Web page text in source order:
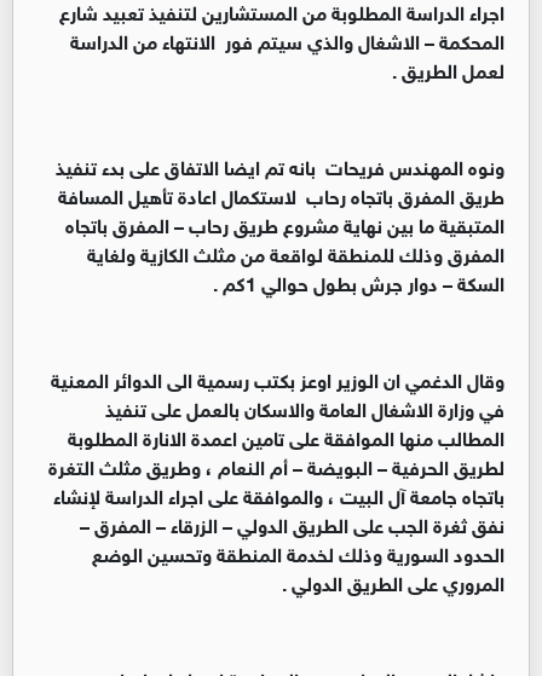
اجراء الدراسة المطلوبة من المستشارين لتنفيذ تعبيد شارع
المحكمة – الاشغال والذي سيتم فور الانتهاء من الدراسة
لعمل الطريق .
ونوه المهندس فريحات بانه تم ايضا الاتفاق على بدء تنفيذ
طريق المفرق باتجاه رحاب لاستكمال اعادة تأهيل المسافة
المتبقية ما بين نهاية مشروع طريق رحاب – المفرق باتجاه
المفرق وذلك للمنطقة لواقعة من مثلث الكازية ولغاية
السكة – دوار جرش بطول حوالي 1كم .
وقال الدغمي ان الوزير اوعز بكتب رسمية الى الدوائر المعنية
في وزارة الاشغال العامة والاسكان بالعمل على تنفيذ
المطالب منها الموافقة على تامين اعمدة الانارة المطلوبة
لطريق الحرفية – البويضة – أم النعام ، وطريق مثلث التغرة
باتجاه جامعة آل البيت ، والموافقة على اجراء الدراسة لإنشاء
نفق ثغرة الجب على الطريق الدولي – الزرقاء – المفرق –
الحدود السورية وذلك لخدمة المنطقة وتحسين الوضع
المروري على الطريق الدولي .